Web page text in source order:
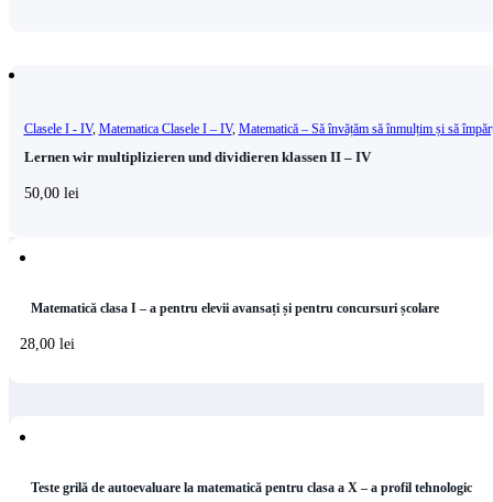
Clasele I - IV, Matematica Clasele I – IV, Matematică – Să învățăm să înmulțim și să
Lernen wir multiplizieren und dividieren klassen II – IV
50,00 lei
Matematică clasa I – a pentru elevii avansați și pentru concursuri școlare
28,00 lei
Teste grilă de autoevaluare la matematică pentru clasa a X – a profil tehnologic